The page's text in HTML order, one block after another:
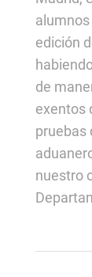
edición
de
exentos
pruebas
nuestro